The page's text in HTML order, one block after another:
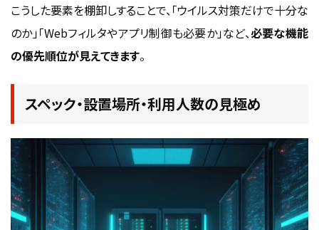
こうした要素を棚卸しすることで、「ウイルス対策だけで十分な
のか」「Webフィルタやアプリ制御も必要か」など、必要な機能
の優先順位が見えてきます。
スペック・設置場所・利用人数の見極め